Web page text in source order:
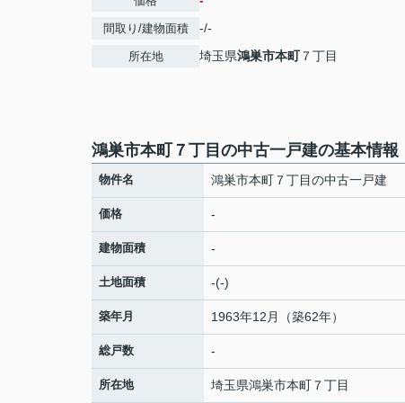
間取り/建物面積 -/-
所在地 埼玉県鴻巣市本町７丁目
鴻巣市本町７丁目の中古一戸建の基本情報
物件名 鴻巣市本町７丁目の中古一戸建
価格 -
建物面積 -
土地面積 -(-)
築年月 1963年12月（築62年）
総戸数 -
所在地 埼玉県鴻巣市本町 ７丁目